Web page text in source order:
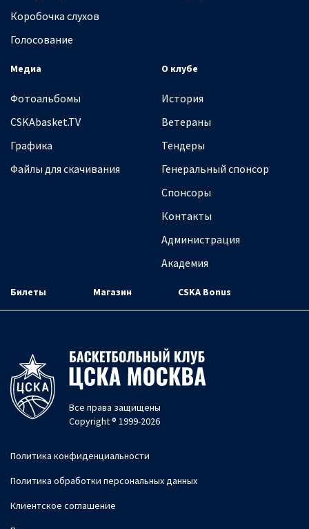
Коробочка слухов
Голосование
Медиа
Фотоальбомы
CSKAbasket.TV
Графика
Файлы для скачивания
О клубе
История
Ветераны
Тендеры
Генеральный спонсор
Спонсоры
Контакты
Администрация
Академия
Билеты Магазин CSKA Bonus
Все права защищены
Copyright ® 1999-2026
Политика конфиденциальности
Политика обработки персональных данных
Клиентское соглашение